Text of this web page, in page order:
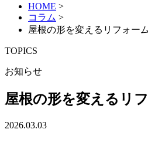
HOME >
コラム >
屋根の形を変えるリフォー
TOPICS
お知らせ
屋根の形を変えるリ
2026.03.03